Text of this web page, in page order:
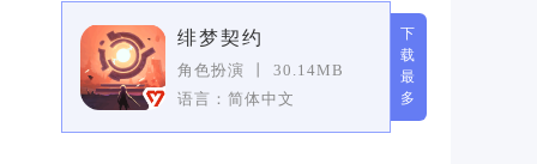
绯梦契约
角色扮演
30.14MB
语言：简体中文
下
载
最
多